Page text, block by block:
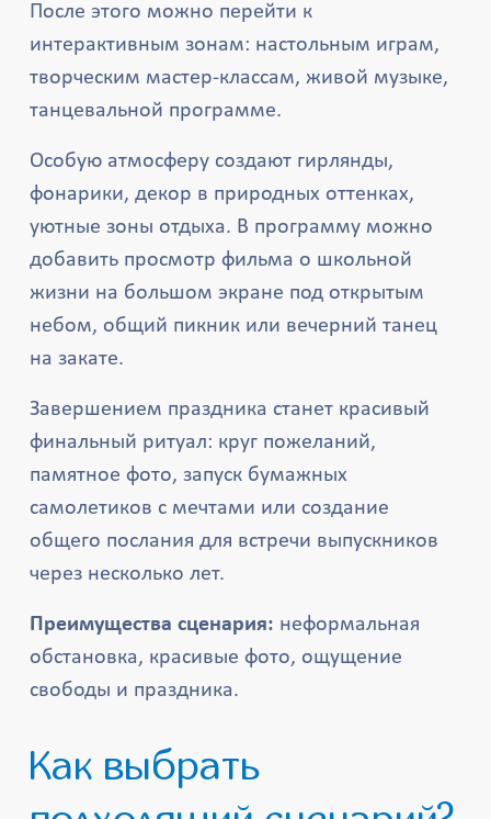
После этого можно перейти к
интерактивным зонам: настольным играм,
творческим мастер-классам, живой музыке,
танцевальной программе.
Особую атмосферу создают гирлянды,
фонарики, декор в природных оттенках,
уютные зоны отдыха. В программу можно
добавить просмотр фильма о школьной
жизни на большом экране под открытым
небом, общий пикник или вечерний танец
на закате.
Завершением праздника станет красивый
финальный ритуал: круг пожеланий,
памятное фото, запуск бумажных
самолетиков с мечтами или создание
общего послания для встречи выпускников
через несколько лет.
Преимущества сценария: неформальная
обстановка, красивые фото, ощущение
свободы и праздника.
Как выбрать